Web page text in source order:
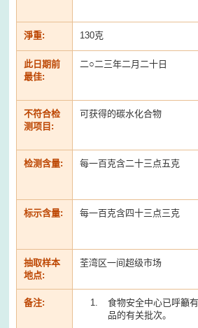
淨重: 130克
此日期前
最佳:
二○二三年二月二十日
不符合检
测项目:
可获得的碳水化合物
检测含量: 每一百克含二十三点五克
标示含量: 每一百克含四十三点三克
抽取样本
地点:
荃湾区一间超级市场
备注:
食物安全中心已呼籲
品的有关批次。